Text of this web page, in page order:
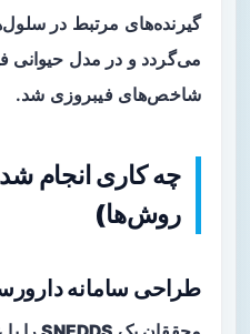
گیرنده‌های مرتبط در
می‌گردد و در مدل حیوانی
شاخص‌های فیبروزی شد.
چه کاری انجام
روش‌ها)
طراحی سامانه